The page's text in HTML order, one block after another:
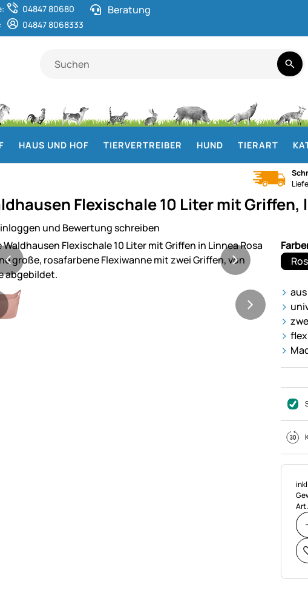
04847 80680
04847 8068333
Beratung
HAUS UND HOF TIERVERTREIBER HUND TIERART
Flexischale 10 Liter mit Griffen,
und Bewertung schreiben